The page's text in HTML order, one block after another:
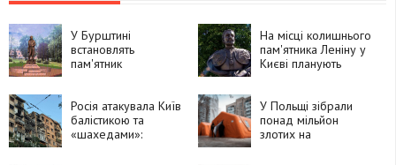
У Бурштині
встановлять
пам'ятник
На місці колишнього
пам'ятника Леніну у
Києві планують
Мазепі
Росія атакувала Київ
балістикою та
«шахедами»:
У Польщі зібрали
понад мільйон
злотих на